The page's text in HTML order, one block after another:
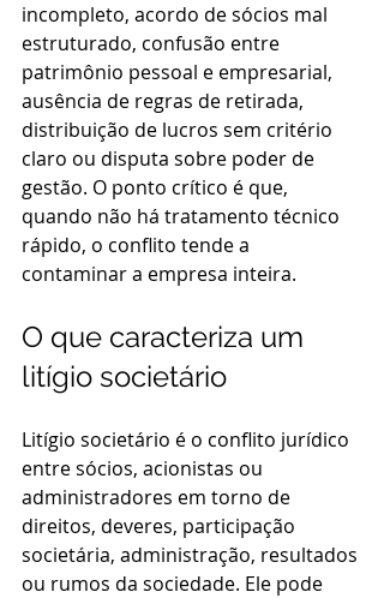
incompleto, acordo de sócios mal
estruturado, confusão entre
patrimônio pessoal e empresarial,
ausência de regras de retirada,
distribuição de lucros sem critério
claro ou disputa sobre poder de
gestão. O ponto crítico é que,
quando não há tratamento técnico
rápido, o conflito tende a
contaminar a empresa inteira.
O que caracteriza um
litígio societário
Litígio societário é o conflito jurídico
entre sócios, acionistas ou
administradores em torno de
direitos, deveres, participação
societária, administração, resultados
ou rumos da sociedade. Ele pode